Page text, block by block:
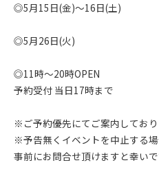
◎5月15日(金)〜16日(土)
◎5月26日(火)
◎11時〜20時OPEN
予約受付 当日17時まで
※ご予約優先にてご案内してお
※予告無くイベントを中止する
事前にお問合せ頂けますと幸いで